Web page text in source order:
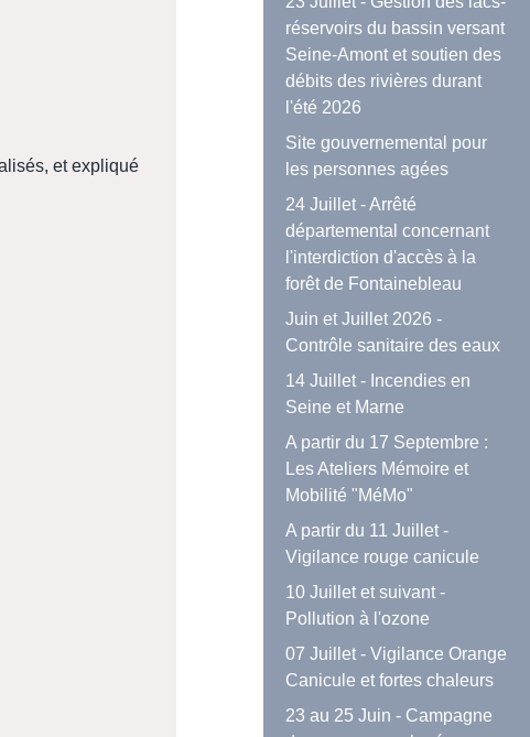
et expliqué
réservoirs du bassin versant
Seine-Amont et soutien des
débits des rivières durant
l'été 2026
Site gouvernemental pour
les personnes agées
24 Juillet - Arrêté
départemental concernant
l'interdiction d'accès à la
forêt de Fontainebleau
Juin et Juillet 2026 -
Contrôle sanitaire des eaux
14 Juillet - Incendies en
Seine et Marne
A partir du 17 Septembre :
Les Ateliers Mémoire et
Mobilité "MéMo"
A partir du 11 Juillet -
Vigilance rouge canicule
10 Juillet et suivant -
Pollution à l'ozone
07 Juillet - Vigilance Orange
Canicule et fortes chaleurs
23 au 25 Juin - Campagne